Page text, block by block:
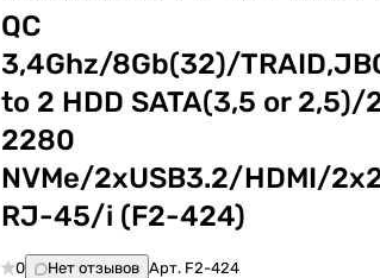
QC
3,4Ghz/8Gb(32)/
to 2 HDD SATA(3,5 or 2,5)/
2280
NVMe/2xUSB3.2/HDMI/
RJ-45/i (F2-424)
0 Нет отзывов Арт. F2-424